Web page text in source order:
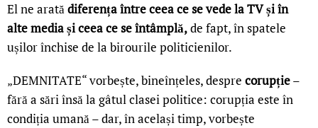
El ne aratădiferența între ceea ce se vede la TV și în
alte media și ceea ce se întâmplă,de fapt, în spatele
ușilor închise de la birourile politicienilor.
„DEMNITATE“ vorbește, bineînțeles, despre corupție–
fără a sări însă la gâtul clasei politice: corupția este în
condiția umană – dar, în același timp, vorbește